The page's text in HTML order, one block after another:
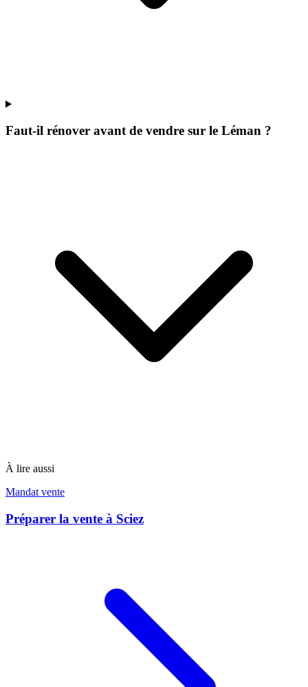
Faut-il rénover avant de vendre sur le Léman ?
À lire aussi
Mandat vente
Préparer la vente à Sciez